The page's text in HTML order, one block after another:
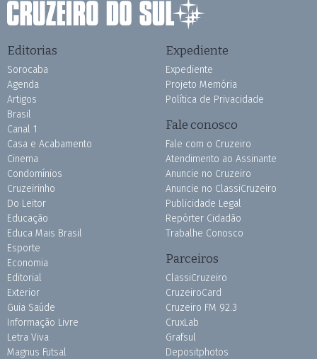
Editorias
Sorocaba
Agenda
Artigos
Brasil
Canal 1
Casa e Acabamento
Cinema
Condomínios
Cruzeirinho
Do Leitor
Educação
Educa Mais Brasil
Esporte
Economia
Editorial
Exterior
Guia Saúde
Informação Livre
Letra Viva
Magnus Futsal
Expediente
Expediente
Projeto Memória
Política de Privacidade
Fale conosco
Fale com o Cruzeiro
Atendimento ao Assinante
Anuncie no Cruzeiro
Anuncie no ClassiCruzeiro
Publicidade Legal
Repórter Cidadão
Trabalhe Conosco
Parceiros
ClassiCruzeiro
CruzeiroCard
Cruzeiro FM 92.3
CruxLab
Grafsul
Depositphotos